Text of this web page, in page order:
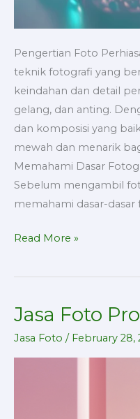
Pengertian Foto
teknik fotografi yang
keindahan dan detail
gelang, dan anting.
dan komposisi yang
mewah dan menarik
Memahami Dasar
Sebelum mengambil
memahami dasar-dasar
Read More »
Jasa Foto
Jasa Foto / February 28,
Jasa